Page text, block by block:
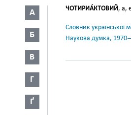
А
Б
В
Г
Ґ
ЧОТИРИА́КТОВИЙ, а,
Словник української
Наукова думка,